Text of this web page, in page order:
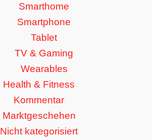
Smarthome
Smartphone
Tablet
TV & Gaming
Wearables
Health & Fitness
Kommentar
Marktgeschehen
Nicht kategorisiert